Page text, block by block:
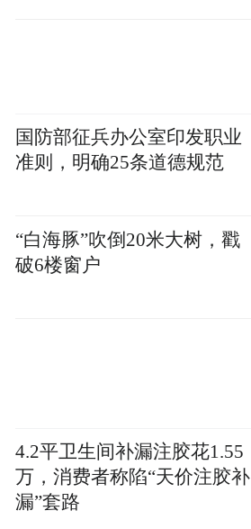
国防部征兵办公室印发职业
准则，明确25条道德规范
“白海豚”吹倒20米大树，戳
破6楼窗户
4.2平卫生间补漏注胶花1.55
万，消费者称陷“天价注胶补
漏”套路